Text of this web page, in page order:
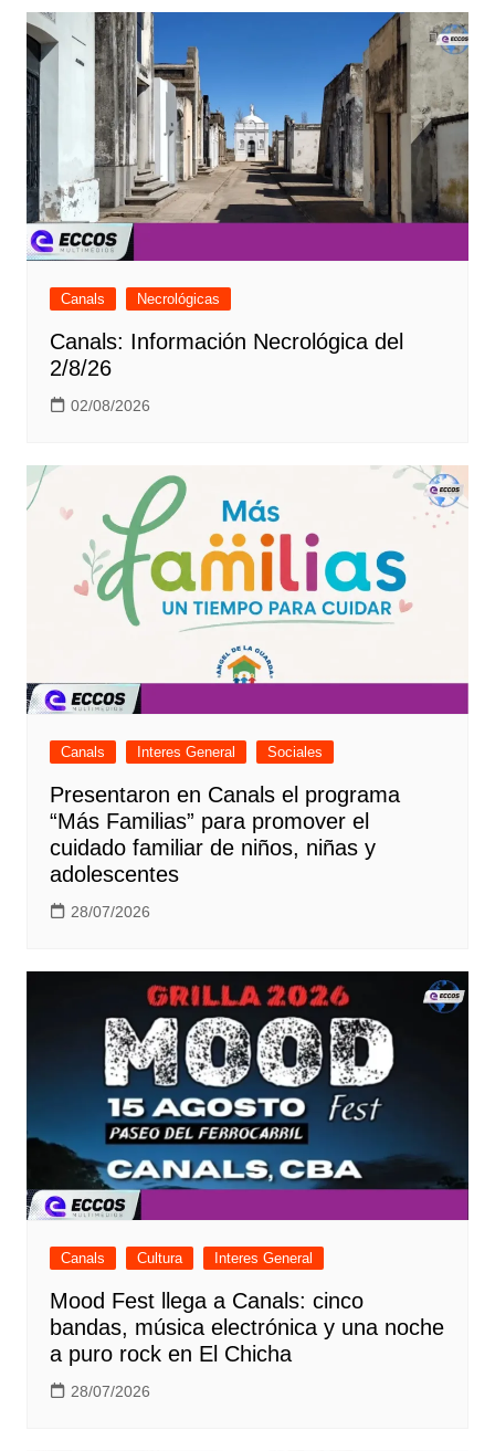
Canals Necrológicas
Canals: Información Necrológica del
2/8/26
02/08/2026
Canals Interes General Sociales
Presentaron en Canals el programa
“Más Familias” para promover el
cuidado familiar de niños, niñas y
adolescentes
28/07/2026
Canals Cultura Interes General
Mood Fest llega a Canals: cinco
bandas, música electrónica y una noche
a puro rock en El Chicha
28/07/2026